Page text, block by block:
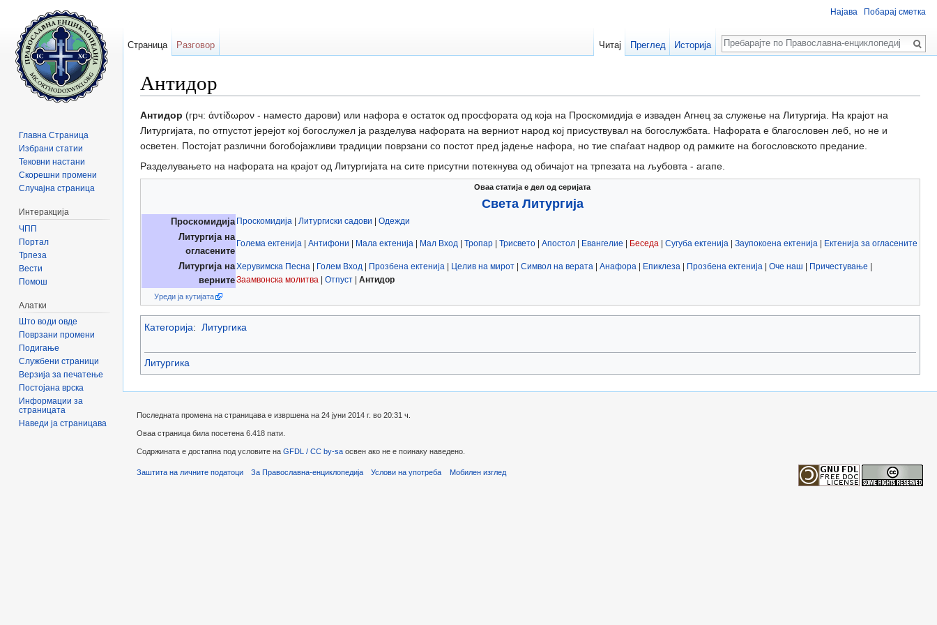
Антидор
Антидор (грч: άντίδωρον - наместо дарови) или нафора е остаток од просфората од која на Проскомидија е изваден Агнец за служење на Литургија. На крајот на
Литургијата, по отпустот јерејот кој богослужел ја разделува нафората на верниот народ кој присуствувал на богослужбата. Нафората е благословен леб, но не и
осветен. Постојат различни богобојажливи традиции поврзани со постот пред јадење нафора, но тие спаѓаат надвор од рамките на богословското предание.
Разделувањето на нафората на крајот од Литургијата на сите присутни потекнува од обичајот на трпезата на љубовта - агапе.
Оваа статија е дел од серијата
Света Литургија
Проскомидија Проскомидија Литургиски садови
Одежди
Литургија на
огласените
Голема ектенија Антифони Мала ектенија Мал Вход Тропар Трисвето Апостол Евангелие Беседа Сугуба ектенија Заупокоена ектенија Ектенија за огласените
Литургија на
верните
Херувимска Песна Голем Вход Прозбена ектенија Целив на мирот Символ на верата Анафора Епиклеза Прозбена ектенија Оче наш Причестување
Заамвонска молитва
Отпуст Антидор
Уреди ја кутијата
Категорија: Литургика
Литургика
Најава Побарај сметка
Страница Разговор Читај Преглед Историја
Пребарај
Главна Страница
Избрани статии
Тековни настани
Скорешни промени
Случајна страница
Интеракција
ЧПП
Портал
Трпеза
Вести
Помош
Алатки
Што води овде
Поврзани промени
Подигање
Службени страници
Верзија за печатење
Постојана врска
Информации за
страницата
Наведи ја страницава
Последната промена на страницава е извршена на 24 јуни 2014 г. во 20:31 ч.
Оваа страница била посетена 6.418 пати.
Содржината е достапна под условите на GFDL / CC by-sa освен ако не е поинаку наведено.
Заштита на личните податоци За Православна-енциклопедија Услови на употреба Мобилен изглед